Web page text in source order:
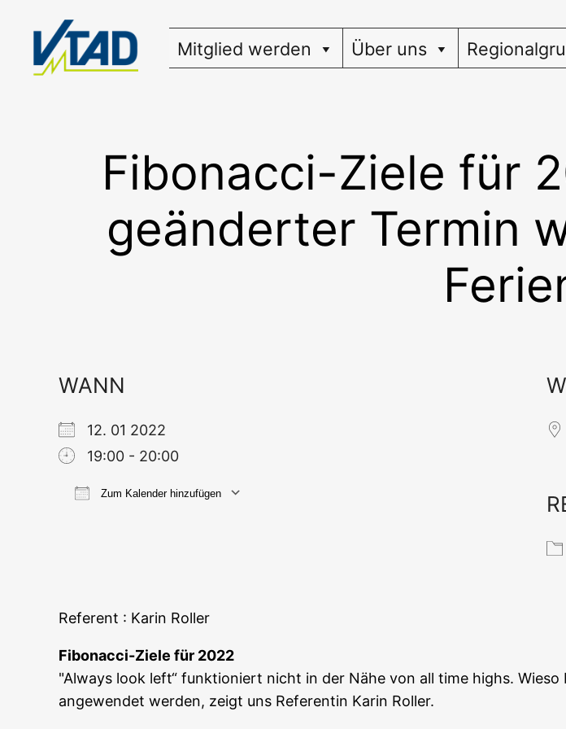
springen
Mitglied werden Über uns
Fibonacci-Ziele für
geänderter Termin
WANN
12. 01 2022
19:00 - 20:00
Zum Kalender hinzufügen
Refe­rent : Karin Roller
Fibo­nac­ci-Zie­le für 2022
"Always look left“ funk­tio­niert nicht in der Nähe von all time highs.
ange­wen­det wer­den, zeigt uns Refe­ren­tin Karin Roller.